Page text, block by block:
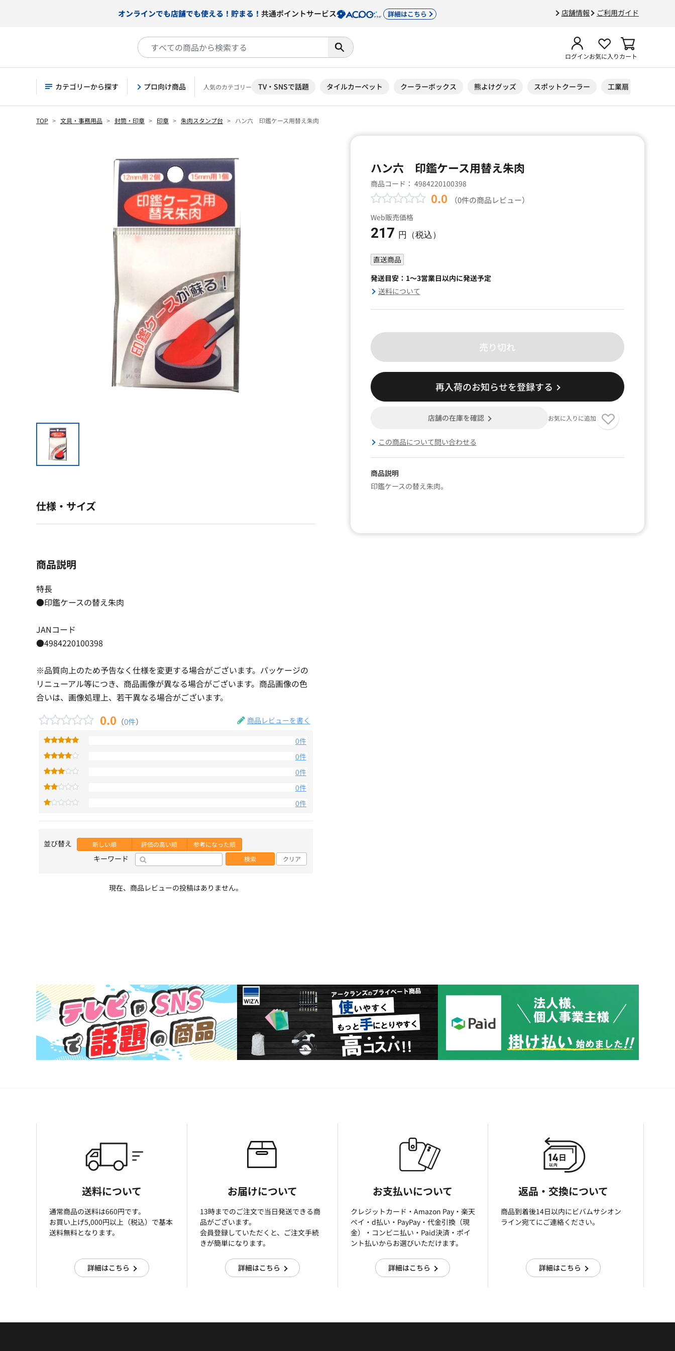
店舗情報 ご利用ガイド
オンラインでも店舗でも使える！貯まる！ 共通ポイントサービス 詳細はこちら
ログインお気に入りカート
カテゴリーから探す プロ向け商品 人気のカテゴリー TV・SNSで話題 タイルカーペット クーラーボックス 熊よけグッズ スポットクーラー 工業扇
TOP 文具・事務用品 封筒・印章 印章 朱肉スタンプ台 ハン六 印鑑ケース用替え朱肉
ハン六 印鑑ケース用替え朱肉
商品コード： 4984220100398
0.0 （0件の商品レビュー）
Web販売価格
217 円（税込）
直送商品
発送目安：1～3営業日以内に発送予定
送料について
売り切れ
再入荷のお知らせを登録する
店舗の在庫を確認 お気に入りに追加
この商品について問い合わせる
商品説明
印鑑ケースの替え朱肉。
仕様・サイズ
商品説明
特長
●印鑑ケースの替え朱肉
JANコード
●4984220100398
※品質向上のため予告なく仕様を変更する場合がございます。パッケージの
リニューアル等につき、商品画像が異なる場合がございます。商品画像の色
合いは、画像処理上、若干異なる場合がございます。
0.0 （0件） 商品レビューを書く
0件
0件
0件
0件
0件
並び替え 新しい順 評価の高い順 参考になった順
キーワード 検索 クリア
現在、商品レビューの投稿はありません。
送料について
通常商品の送料は660円です。
お買い上げ5,000円以上（税込）で基本
送料無料となります。
詳細はこちら
お届けについて
13時までのご注文で当日発送できる商
品がございます。
会員登録していただくと、ご注文手続
きが簡単になります。
詳細はこちら
お支払いについて
クレジットカード・Amazon Pay・楽天
ぺイ・d払い・PayPay・代金引換（現
金）・コンビニ払い・Paid決済・ポイ
ント払いからお選びいただけます。
詳細はこちら
返品・交換について
商品到着後14日以内にビバムサシオン
ライン宛てにご連絡ください。
詳細はこちら